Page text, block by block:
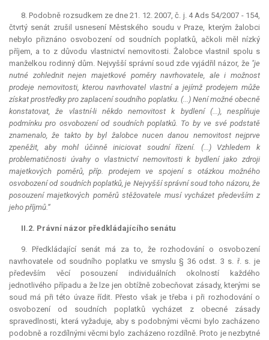
8. Podobně rozsudkem ze dne 21. 12. 2007, č. j. 4 Ads 54/2007 - 154,
čtvrtý senát zrušil usnesení Městského soudu v Praze, kterým žalobci
nebylo přiznáno osvobození od soudních poplatků, ačkoli měl nízký
příjem, a to z důvodu vlastnictví nemovitosti. Žalobce vlastnil spolu s
manželkou rodinný dům. Nejvyšší správní soud zde vyjádřil názor, že "je
nutné zohlednit nejen majetkové poměry navrhovatele, ale i možnost
prodeje nemovitosti, kterou navrhovatel vlastní a jejímž prodejem může
získat prostředky pro zaplacení soudního poplatku. (...) Není možné obecně
konstatovat, že vlastní-li někdo nemovitost k bydlení (...), nesplňuje
podmínku pro osvobození od soudních poplatků. To by ve své podstatě
znamenalo, že takto by byl žalobce nucen danou nemovitost nejprve
zpeněžit, aby mohl účinně iniciovat soudní řízení. (...) Vzhledem k
problematičnosti úvahy o vlastnictví nemovitosti k bydlení jako zdroji
majetkových poměrů, příp. prodejem ve spojení s otázkou možného
osvobození od soudních poplatků, je Nejvyšší správní soud toho názoru, že
posouzení majetkových poměrů stěžovatele musí vycházet především z
jeho příjmů.“
II.2. Právní názor předkládajícího senátu
9. Předkládající senát má za to, že rozhodování o osvobození
navrhovatele od soudního poplatku ve smyslu § 36 odst. 3 s. ř. s. je
především věcí posouzení individuálních okolností každého
jednotlivého případu a že lze jen obtížně zobecňovat zásady, kterými se
soud má při této úvaze řídit. Přesto však je třeba i při rozhodování o
osvobození od soudních poplatků vycházet z obecné zásady
spravedlnosti, která vyžaduje, aby s podobnými věcmi bylo zacházeno
podobně a rozdílnými věcmi bylo zacházeno rozdílně. Proto je nezbytné